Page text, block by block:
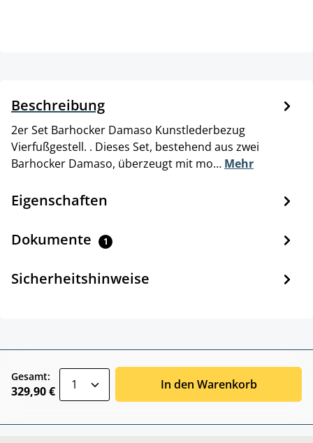
Beschreibung
2er Set Barhocker Damaso Kunstlederbezug
Vierfußgestell. . Dieses Set, bestehend aus zwei
Barhocker Damaso, überzeugt mit mo… Mehr
Eigenschaften
Dokumente 1
Sicherheitshinweise
Gesamt:
329,90 € In den Warenkorb